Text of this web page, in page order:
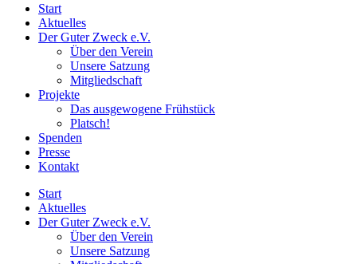
Start
Aktuelles
Der Guter Zweck e.V.
Über den Verein
Unsere Satzung
Mitgliedschaft
Projekte
Das ausgewogene Frühstück
Platsch!
Spenden
Presse
Kontakt
Start
Aktuelles
Der Guter Zweck e.V.
Über den Verein
Unsere Satzung